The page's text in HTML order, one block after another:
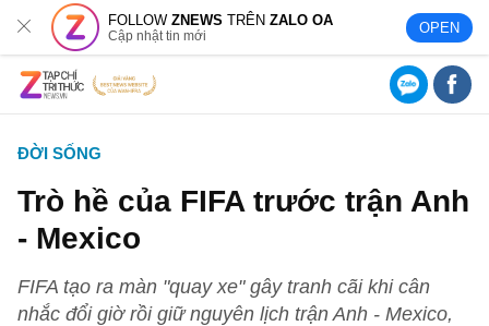
FOLLOWZNEWS TRÊNZALO OA
Cập nhật tin mới OPEN
ĐỜI SỐNG
Trò hề của FIFA trước trận Anh
- Mexico
FIFA tạo ra màn "quay xe" gây tranh cãi khi cân
nhắc đổi giờ rồi giữ nguyên lịch trận Anh - Mexico,